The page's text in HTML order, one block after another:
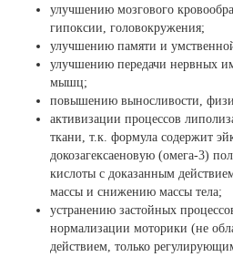
улучшению мозгового
гипоксии, головокружения;
улучшению памяти и
улучшению передачи нервных
мышц;
повышению выносливости,
активизации процессов
ткани, т.к. формула содержит
докозагексаеновую (омега-3)
кислоты с доказанным
массы и снижению массы тела;
устранению застойных
нормализации моторики (не
действием, только